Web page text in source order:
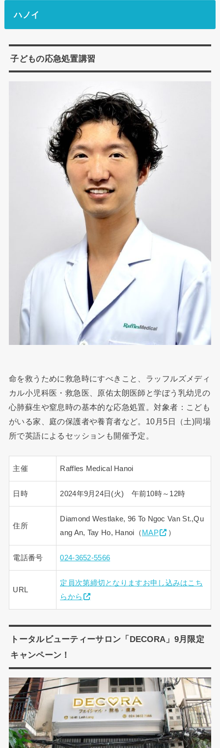
ハノイ
子どもの応急処置講習
命を救うために救急時にすべきこと、ラッフルズメディ
カル小児科医・救急医、原佑太朗医師と学ぼう乳幼児の
心肺蘇生や窒息時の基本的な応急処置。対象者：こども
がいる家、庭の保護者や養育者など。10月5日（土)同場
所で英語によるセッションも開催予定。
主催 Raffles Medical Hanoi
日時 2024年9月24日(火) 午前10時～12時
住所
Diamond Westlake, 96 To Ngoc Van St.,Qu
ang An, Tay Ho, Hanoi（ MAP ）
電話番号 024-3652-5566
URL
定員次第締切となりますお申し込みはこち
らから
トータルビューティーサロン「DECORA」9月限定
キャンペーン！